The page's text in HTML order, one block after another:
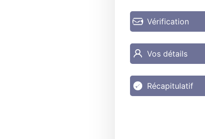
Vérification
Vos détails
Récapitulatif